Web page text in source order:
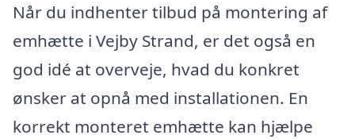
Når du indhenter tilbud på montering af
emhætte i Vejby Strand, er det også en
god idé at overveje, hvad du konkret
ønsker at opnå med installationen. En
korrekt monteret emhætte kan hjælpe